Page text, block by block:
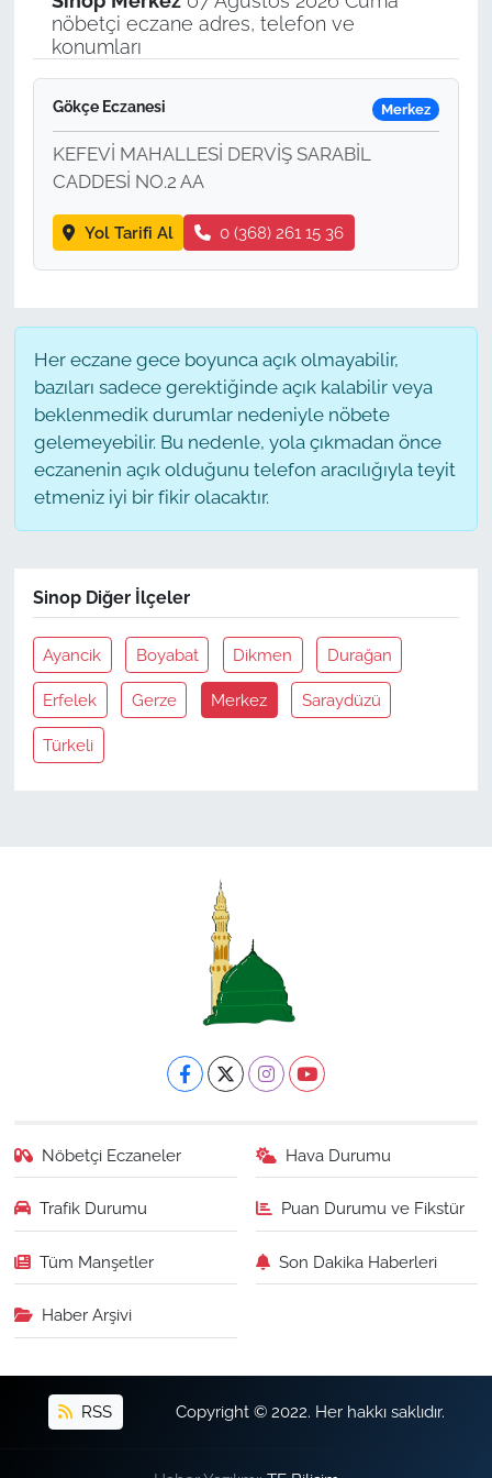
nöbetçi eczane adres, telefon ve
konumları
Gökçe Eczanesi Merkez
KEFEVİ MAHALLESİ DERVİŞ SARABİL
CADDESİ NO.2 AA
Yol Tarifi Al 0 (368) 261 15 36
Her eczane gece boyunca açık olmayabilir,
bazıları sadece gerektiğinde açık kalabilir veya
beklenmedik durumlar nedeniyle nöbete
gelemeyebilir. Bu nedenle, yola çıkmadan önce
eczanenin açık olduğunu telefon aracılığıyla teyit
etmeniz iyi bir fikir olacaktır.
Sinop Diğer İlçeler
Ayancik Boyabat Dikmen Durağan
Erfelek Gerze Merkez Saraydüzü
Türkeli
Nöbetçi Eczaneler Hava Durumu
Trafik Durumu Puan Durumu ve Fikstür
Tüm Manşetler Son Dakika Haberleri
Haber Arşivi
RSS Copyright © 2022. Her hakkı saklıdır.